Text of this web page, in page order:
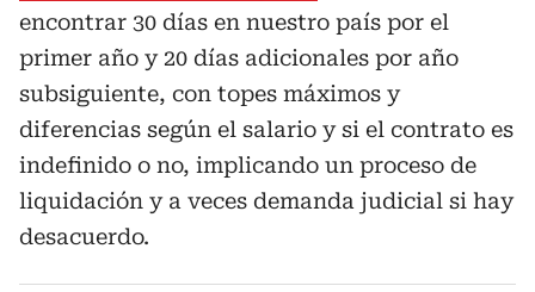
encontrar 30 días en nuestro país por el
primer año y 20 días adicionales por año
subsiguiente, con topes máximos y
diferencias según el salario y si el contrato es
indefinido o no, implicando un proceso de
liquidación y a veces demanda judicial si hay
desacuerdo.